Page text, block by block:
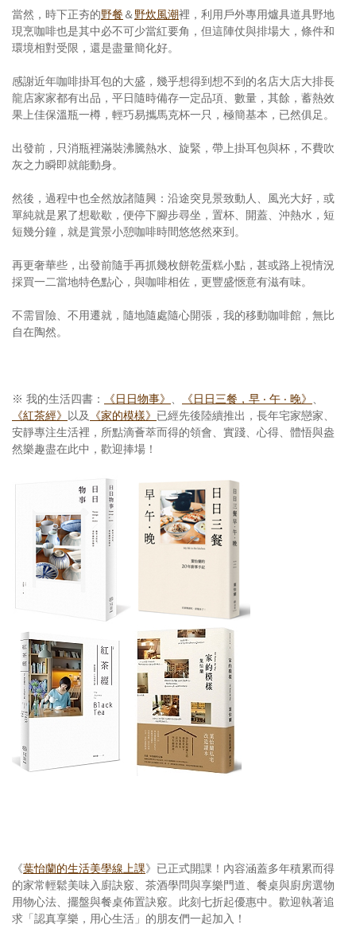
當然，時下正夯的野餐 ＆野炊風潮裡，利用戶外專用爐具道具野地
現烹咖啡也是其中必不可少當紅要角，但這陣仗與排場大，條件和
環境相對受限，還是盡量簡化好。
感謝近年咖啡掛耳包的大盛，幾乎想得到想不到的名店大店大排長
龍店家家都有出品，平日隨時備存一定品項、數量，其餘，蓄熱效
果上佳保溫瓶一樽，輕巧易攜馬克杯一只，極簡基本，已然俱足。
出發前，只消瓶裡滿裝沸騰熱水、旋緊，帶上掛耳包與杯，不費吹
灰之力瞬即就能動身。
然後，過程中也全然放諸隨興：沿途突見景致動人、風光大好，或
單純就是累了想歇歇，便停下腳步尋坐，置杯、開蓋、沖熱水，短
短幾分鐘，就是賞景小憩咖啡時間悠悠然來到。
再更奢華些，出發前隨手再抓幾枚餅乾蛋糕小點，甚或路上視情況
採買一二當地特色點心，與咖啡相佐，更豐盛愜意有滋有味。
不需冒險、不用遷就，隨地隨處隨心開張，我的移動咖啡館，無比
自在陶然。
※ 我的生活四書： 《日日物事》 、 《日日三餐，早 ‧ 午 ‧ 晚》 、
《紅茶經》 以及 《家的模樣》 已經先後陸續推出，長年宅家戀家、
安靜專注生活裡，所點滴薈萃而得的領會、實踐、心得、體悟與盎
然樂趣盡在此中，歡迎捧場！
《葉怡蘭的生活美學線上課》已正式開課！內容涵蓋多年積累而得
的家常輕鬆美味入廚訣竅、茶酒學問與享樂門道、餐桌與廚房選物
用物心法、擺盤與餐桌佈置訣竅。此刻七折起優惠中。歡迎執著追
求「認真享樂，用心生活」的朋友們一起加入！